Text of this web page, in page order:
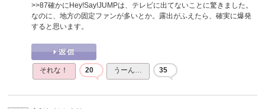
>>87確かにHey!Say!JUMPは、テレビに出てないことに驚きました。
なのに、地方の固定ファンが多いとか。露出がふえたら、確実に爆発
すると思います。
それな！ 20 うーん… 35